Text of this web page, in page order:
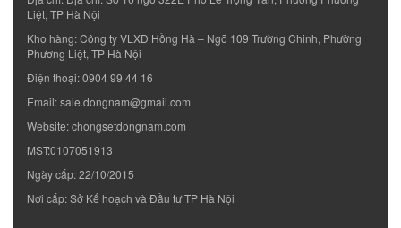
Liệt, TP Hà Nội
Kho hàng: Công ty VLXD Hồng Hà – Ngõ 109 Trường Chinh, Phường
Phương Liệt, TP Hà Nội
Điện thoại:0904 99 44 16
Email:sale.dongnam@gmail.com
Website:chongsetdongnam.com
MST:0107051913
Ngày cấp: 22/10/2015
Nơi cấp: Sở Kế hoạch và Đầu tư TP Hà Nội